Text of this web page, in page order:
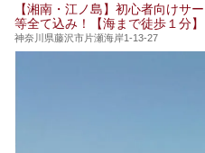
今回は日帰り温泉と
（以下、龍宮殿本館
蛸川温泉 龍宮殿（以
りお伝えします！
ここは箱根神社、九
4つの神社に囲まれ
提供元：株式会社西
この記事は箱根 芦
【湘南・江ノ島】初心者向けサ
等全て込み！【海まで徒歩１分】
神奈川県藤沢市片瀬海岸1-13-27